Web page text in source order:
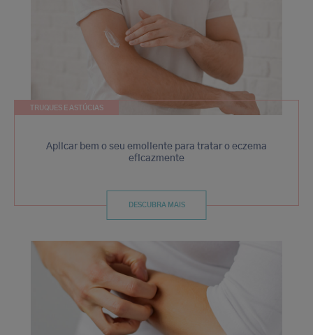
TRUQUES E ASTÚCIAS
Aplicar bem o seu emoliente para tratar o eczema
eficazmente
DESCUBRA MAIS